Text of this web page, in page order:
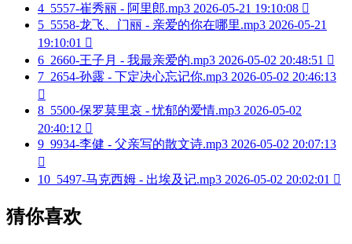
4 5557-崔秀丽 - 阿里郎.mp3 2026-05-21 19:10:08 
5 5558-龙飞、门丽 - 亲爱的你在哪里.mp3 2026-05-21
19:10:01 
6 2660-王子月 - 我最亲爱的.mp3 2026-05-02 20:48:51 
7 2654-孙露 - 下定决心忘记你.mp3 2026-05-02 20:46:13

8 5500-保罗莫里哀 - 忧郁的爱情.mp3 2026-05-02
20:40:12 
9 9934-李健 - 父亲写的散文诗.mp3 2026-05-02 20:07:13

10 5497-马克西姆 - 出埃及记.mp3 2026-05-02 20:02:01 
猜你喜欢